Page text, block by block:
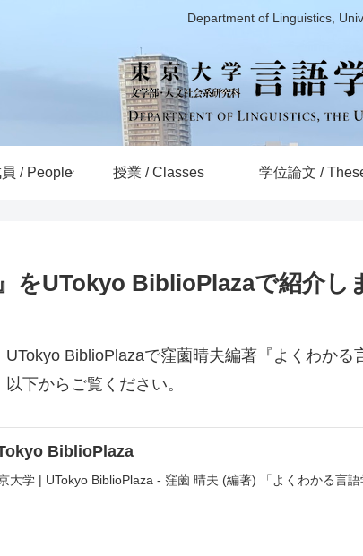
Department of Linguistics,
/ People 授業 / Classes 学位論文 /
をUTokyo BiblioPlazaで紹介し
BiblioPlazaで窪薗晴夫編著『よくわかる
下からご覧ください。
BiblioPlaza
大学 | UTokyo BiblioPlaza - 窪薗 晴夫 (編著) 「よくわかる言語